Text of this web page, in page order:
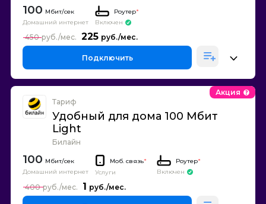
100
Домашний интернет
Роутер*
Включен
225
450
Подключить
Тариф
Удобный для дома 100 Мбит
Light
Билайн
Акция
100
Домашний интернет
Моб. связь*
Услуги
Роутер*
Включен
1
400